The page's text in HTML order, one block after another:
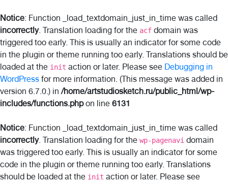
Notice: Function _load_textdomain_just_in_time was called
incorrectly. Translation loading for the acf domain was
triggered too early. This is usually an indicator for some code
in the plugin or theme running too early. Translations should be
loaded at the init action or later. Please see Debugging in
WordPress for more information. (This message was added in
version 6.7.0.) in/home/artstudiosketch.ru/public_html/wp-
includes/functions.phpon line 6131
Notice: Function _load_textdomain_just_in_time was called
incorrectly. Translation loading for the wp-pagenavi domain
was triggered too early. This is usually an indicator for some
code in the plugin or theme running too early. Translations
should be loaded at the init action or later. Please see